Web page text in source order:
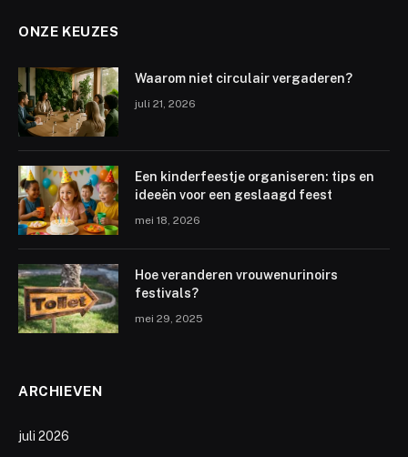
ONZE KEUZES
Waarom niet circulair vergaderen?
juli 21, 2026
Een kinderfeestje organiseren: tips en
ideeën voor een geslaagd feest
mei 18, 2026
Hoe veranderen vrouwenurinoirs
festivals?
mei 29, 2025
ARCHIEVEN
juli 2026